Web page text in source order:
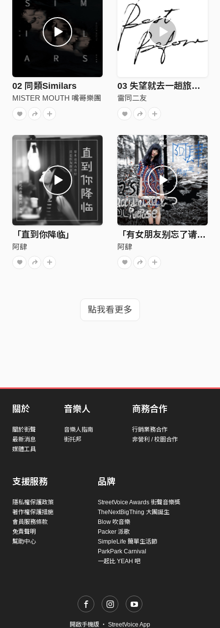
02 同類Similars
MISTER MOUTH 嘴哥樂團
03 失望就去一趟旅行 Pack Up When You Are Let Down
雷同二友
「直到你降临」
阿肆
「有女朋友别忘了请我吃饭」
阿肆
點我看更多
關於
關於街聲
最新消息
媒體工具
音樂人
音樂人指南
街托邦
商務合作
行銷業務合作
非營利 / 校園合作
支援服務
隱私權保護政策
著作權保護措施
會員服務條款
免責聲明
幫助中心
品牌
StreetVoice Awards 街聲音樂獎
TheNextBigThing 大團誕生
Blow 吹音樂
Packer 派歌
SimpleLife 簡單生活節
ParkPark Carnival
一起比 YEAH 吧
開啟手機版 ・ StreetVoice App